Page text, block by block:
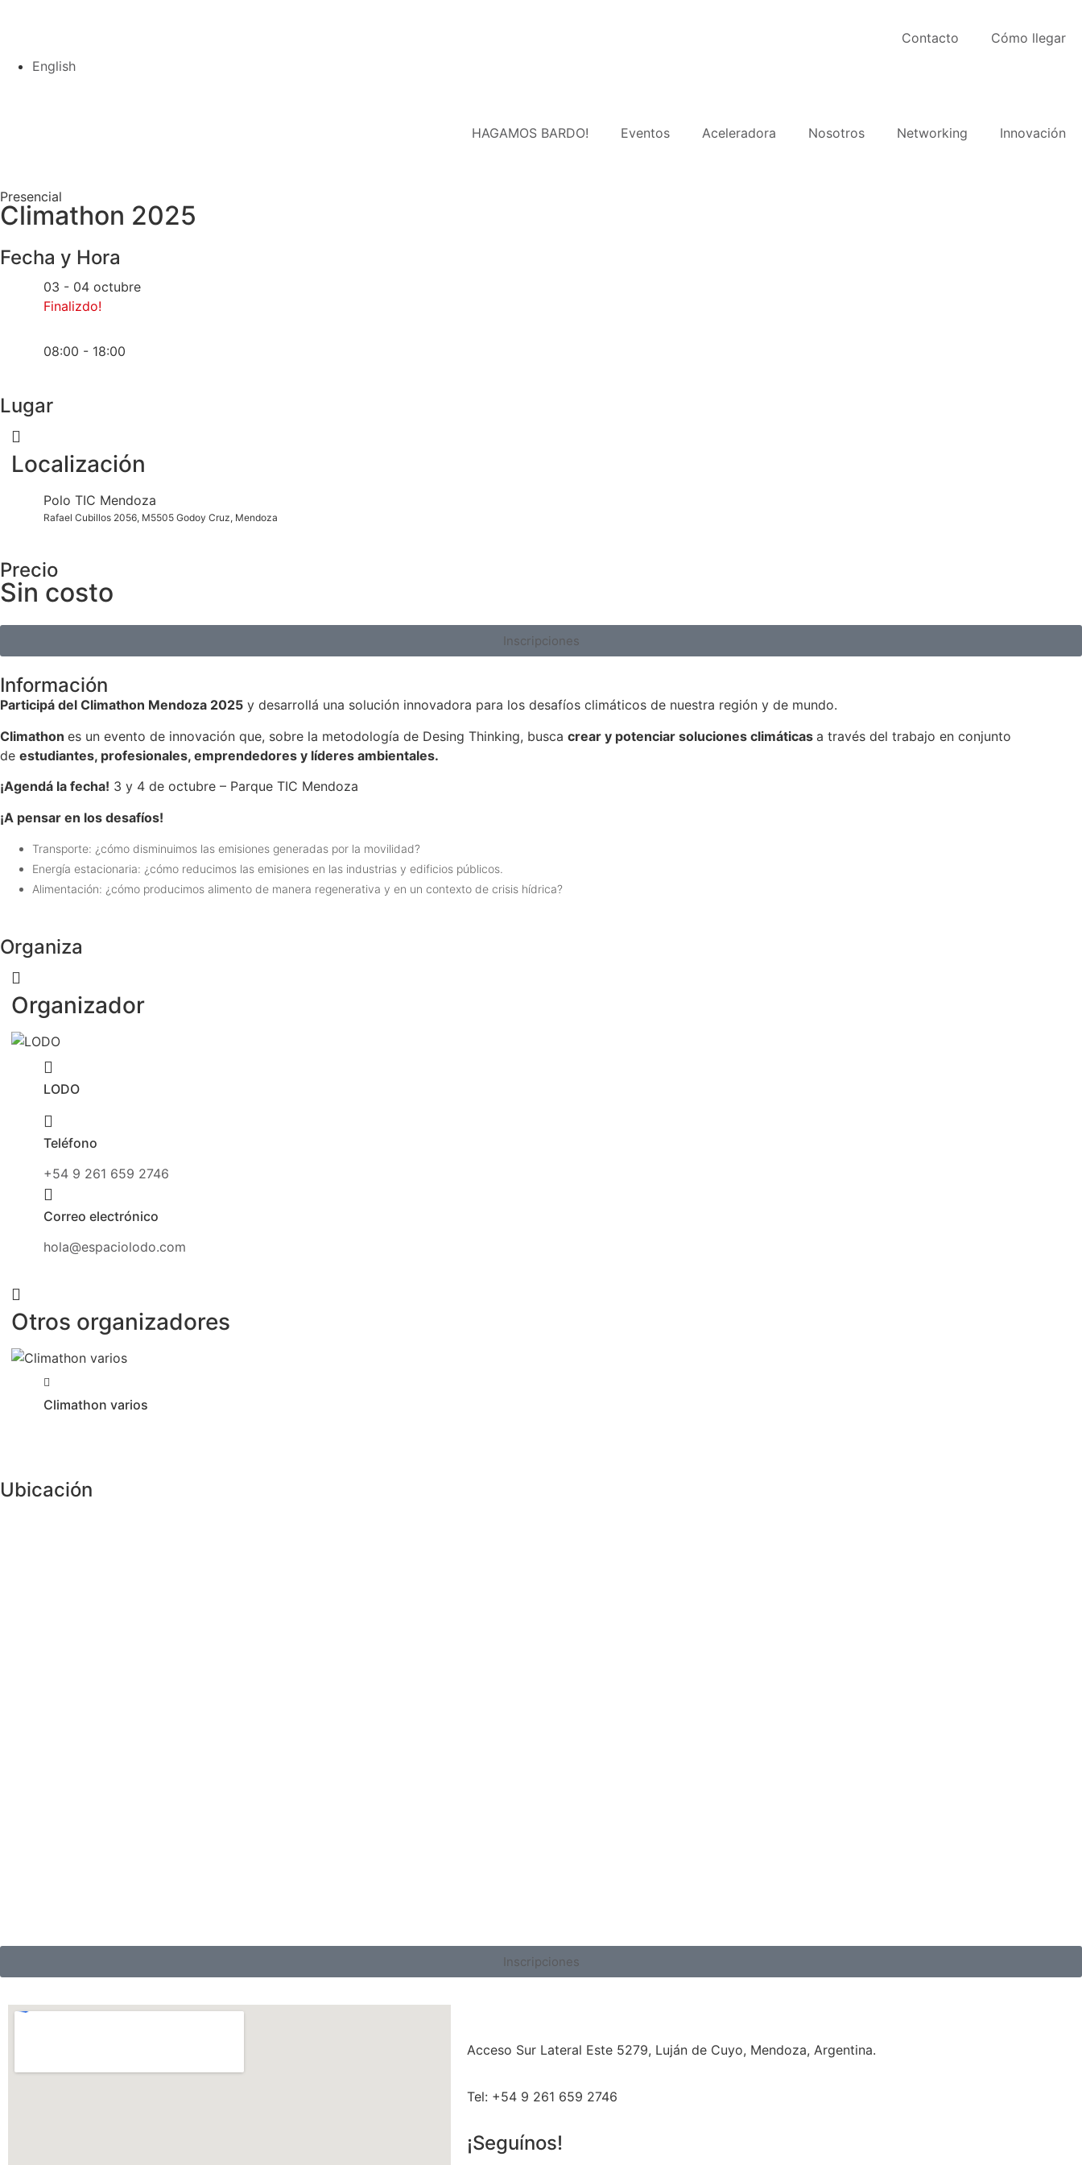
Contacto
Cómo llegar
English
HAGAMOS BARDO! Eventos Aceleradora Nosotros Networking Innovación
Presencial
Climathon 2025
Fecha y Hora
03 - 04 octubre
Finalizdo!
08:00 - 18:00
Lugar
Localización
Polo TIC Mendoza
Rafael Cubillos 2056, M5505 Godoy Cruz, Mendoza
Precio
Sin costo
Inscripciones
Información
Participá del Climathon Mendoza 2025 y desarrollá una solución innovadora para los desafíos climáticos de nuestra región y de mundo.
Climathon es un evento de innovación que, sobre la metodología de Desing Thinking, busca crear y potenciar soluciones climáticas a través del trabajo en conjunto
de estudiantes, profesionales, emprendedores y líderes ambientales.
¡Agendá la fecha! 3 y 4 de octubre – Parque TIC Mendoza
¡A pensar en los desafíos!
Transporte: ¿cómo disminuimos las emisiones generadas por la movilidad?
Energía estacionaria: ¿cómo reducimos las emisiones en las industrias y edificios públicos.
Alimentación: ¿cómo producimos alimento de manera regenerativa y en un contexto de crisis hídrica?
Organiza
Organizador
LODO
Teléfono
+54 9 261 659 2746
Correo electrónico
hola@espaciolodo.com
Otros organizadores
Climathon varios
Ubicación
Inscripciones
Acceso Sur Lateral Este 5279, Luján de Cuyo, Mendoza, Argentina.
Tel: +54 9 261 659 2746
¡Seguínos!